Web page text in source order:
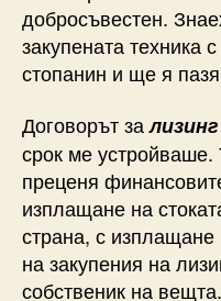
добросъвестен.
закупената техника
стопанин и ще я
Договорът зализинг
срок ме
преценя
изплащане на
страна, с изплащане
на закупения на
собственик на